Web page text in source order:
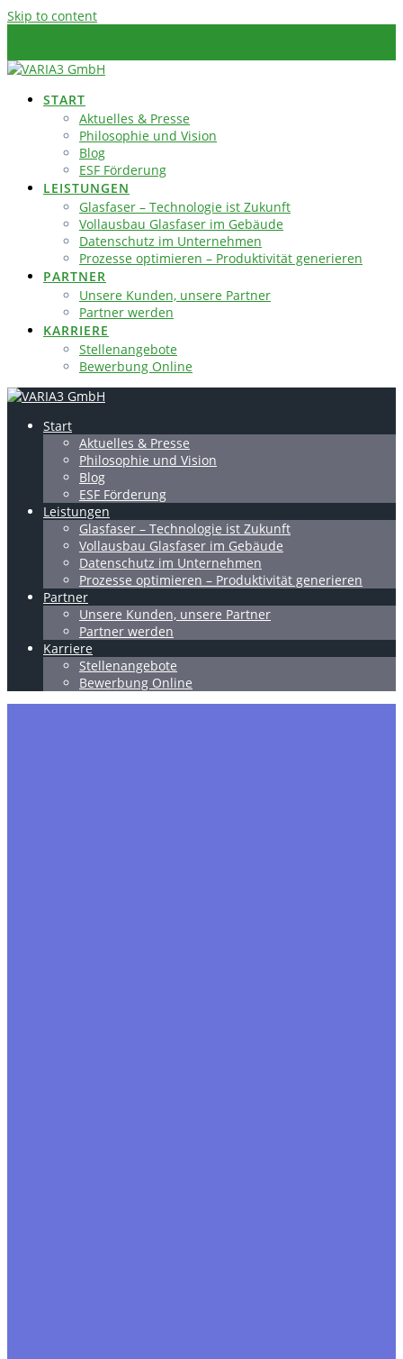
Skip to content
START
Aktuelles & Presse
Philosophie und Vision
Blog
ESF Förderung
LEISTUNGEN
Glasfaser – Technologie ist Zukunft
Vollausbau Glasfaser im Gebäude
Datenschutz im Unternehmen
Prozesse optimieren – Produktivität generieren
PARTNER
Unsere Kunden, unsere Partner
Partner werden
KARRIERE
Stellenangebote
Bewerbung Online
Start
Aktuelles & Presse
Philosophie und Vision
Blog
ESF Förderung
Leistungen
Glasfaser – Technologie ist Zukunft
Vollausbau Glasfaser im Gebäude
Datenschutz im Unternehmen
Prozesse optimieren – Produktivität generieren
Partner
Unsere Kunden, unsere Partner
Partner werden
Karriere
Stellenangebote
Bewerbung Online